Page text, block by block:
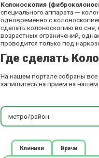
Колоноскопия
специального аппарата —
одновременно с
сделать колоноскопию во
возрастных ограничений,
проводится только под
Где сделать
На нашем портале собраны
запишитесь на прием на нашем
метро/район
Клиники Врачи